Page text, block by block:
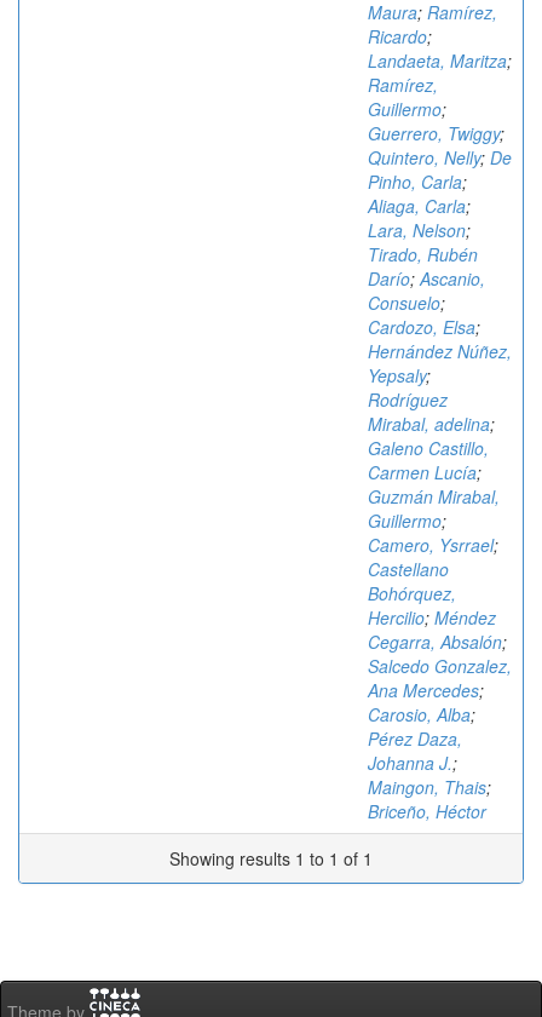
Maura; Ramírez,
Ricardo;
Landaeta, Maritza;
Ramírez,
Guillermo;
Guerrero, Twiggy;
Quintero, Nelly; De
Pinho, Carla;
Aliaga, Carla;
Lara, Nelson;
Tirado, Rubén
Darío;Ascanio,
Consuelo;
Cardozo, Elsa;
Hernández Núñez,
Yepsaly;
Rodríguez
Mirabal, adelina;
Galeno Castillo,
Carmen Lucía;
Guzmán Mirabal,
Guillermo;
Camero, Ysrrael;
Castellano
Bohórquez,
Hercilio; Méndez
Cegarra, Absalón;
Salcedo Gonzalez,
Ana Mercedes;
Carosio, Alba;
Pérez Daza,
Johanna J.;
Maingon, Thais;
Briceño, Héctor
Showing results 1 to 1 of 1